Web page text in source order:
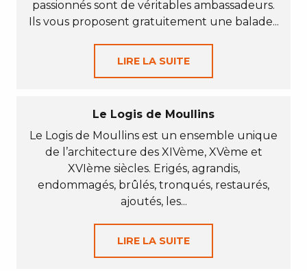
passionnés sont de véritables ambassadeurs.
Ils vous proposent gratuitement une balade...
LIRE LA SUITE
Le Logis de Moullins
Le Logis de Moullins est un ensemble unique
de l’architecture des XIVème, XVème et
XVIème siècles. Erigés, agrandis,
endommagés, brûlés, tronqués, restaurés,
ajoutés, les...
LIRE LA SUITE